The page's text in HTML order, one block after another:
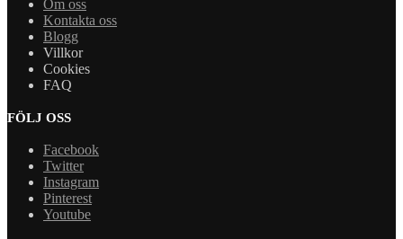
Om oss
Kontakta oss
Blogg
Villkor
Cookies
FAQ
FÖLJ OSS
Facebook
Twitter
Instagram
Pinterest
Youtube